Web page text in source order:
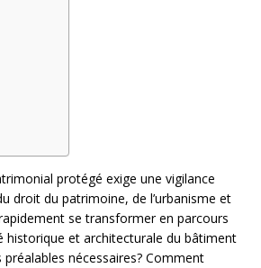
protégé exige une vigilance
droit du patrimoine, de l’urbanisme et
se transformer en parcours
historique et architecturale du bâtiment
nécessaires? Comment